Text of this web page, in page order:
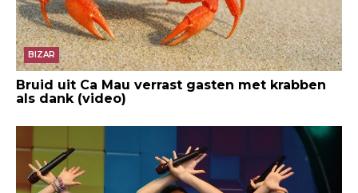
BIZAR
Bruid uit Ca Mau verrast gasten met krabben
als dank (video)